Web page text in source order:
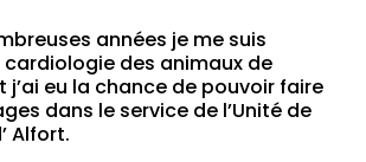
années je me suis
des animaux de
eu la chance de pouvoir faire
dans le service de l’Unité de
Alfort.